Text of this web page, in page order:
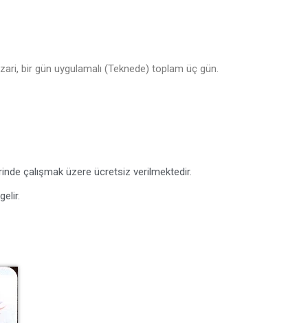
bir gün uygulamalı (Teknede) toplam üç gün.
çalışmak üzere ücretsiz verilmektedir.